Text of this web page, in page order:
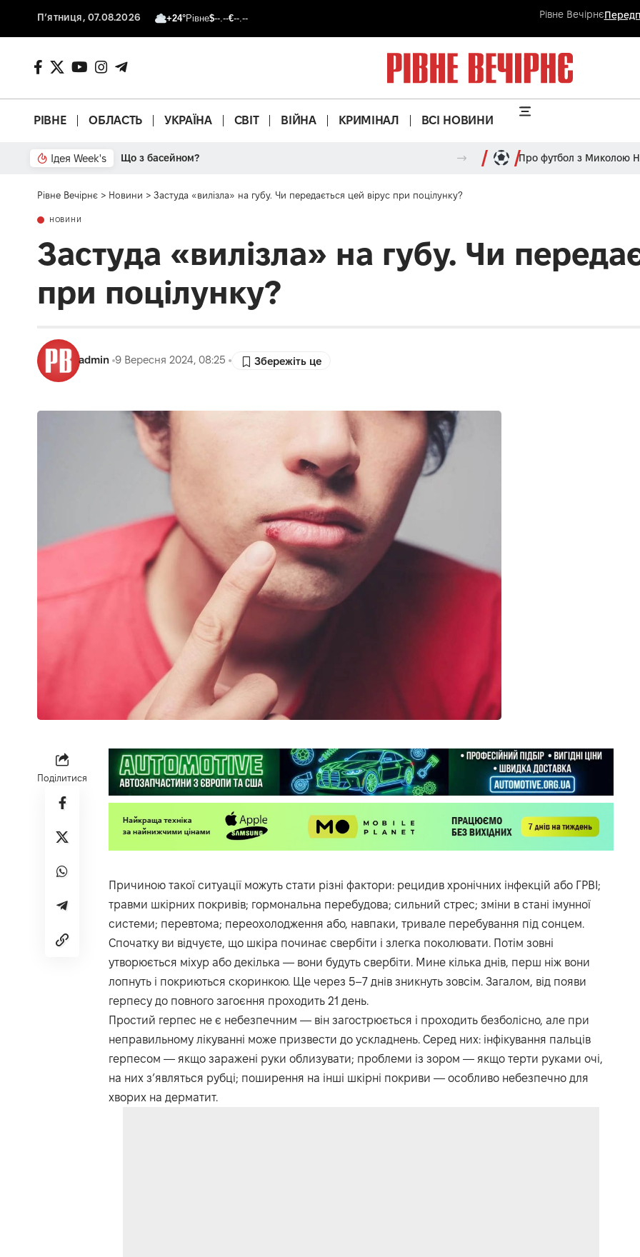
П’ятниця, 07.08.2026 +24°Рівне$--.--€--.-- Рівне Вечірнє
РІВНЕ ОБЛАСТЬ УКРАЇНА СВІТ ВІЙНА КРИМІНАЛ ВСІ НОВИНИ
Ідея Week's Від паркану до картонки Про футбол з Миколою
Рівне Вечірнє > Новини > Застуда «вилізла» на губу. Чи передається цей вірус при поцілунку?
НОВИНИ
Застуда «вилізла» на губу. Чи
при поцілунку?
admin 9 Вересня 2024, 08:25
Поділитися
Причиною такої ситуації можуть стати різні фактори: рецидив хронічних інфекцій або ГРВІ;
травми шкірних покривів; гормональна перебудова; сильний стрес; зміни в стані імунної
системи; перевтома; переохолодження або, навпаки, тривале перебування під сонцем.
Спочатку ви відчуєте, що шкіра починає свербіти і злегка поколювати. Потім зовні
утворюється міхур або декілька — вони будуть свербіти. Мине кілька днів, перш ніж вони
лопнуть і покриються скоринкою. Ще через 5–7 днів зникнуть зовсім. Загалом, від появи
герпесу до повного загоєння проходить 21 день.
Простий герпес не є небезпечним — він загострюється і проходить безболісно, але при
неправильному лікуванні може призвести до ускладнень. Серед них: інфікування пальців
герпесом — якщо заражені руки облизувати; проблеми із зором — якщо терти руками очі,
на них з’являться рубці; поширення на інші шкірні покриви — особливо небезпечно для
хворих на дерматит.